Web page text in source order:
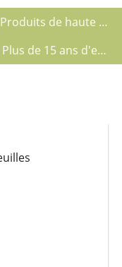
Produits de haute qualité
Plus de 15 ans d'expérience